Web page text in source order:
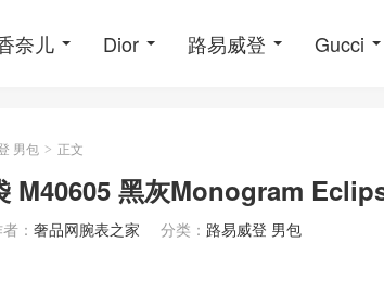
奈儿 Dior 路易威登 Gucci
男包 > 正文
M40605 黑灰Monogram
： 奢品网腕表之家 分类： 路易威登 男包